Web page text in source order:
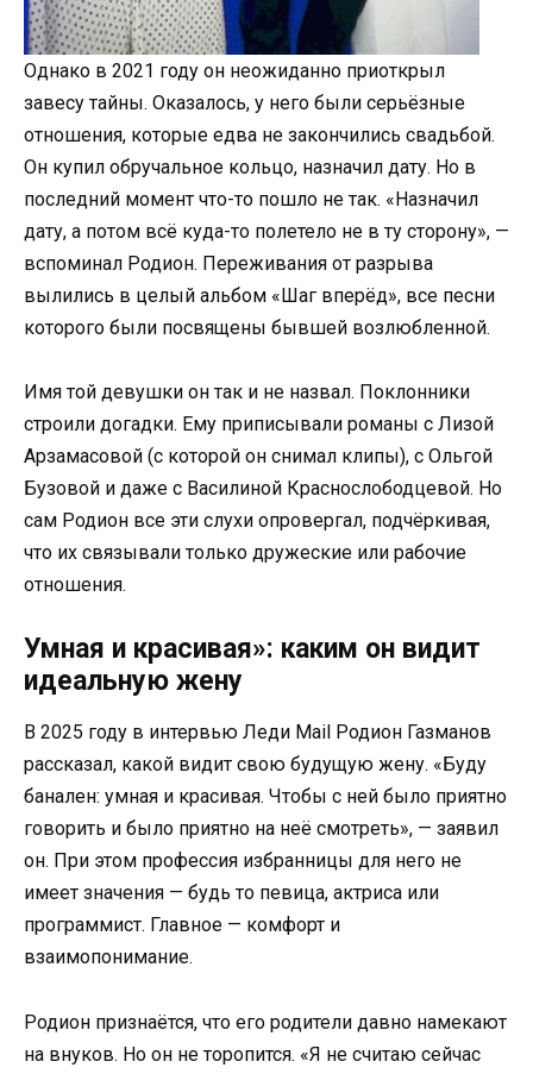
Однако в 2021 году он неожиданно приоткрыл
завесу тайны. Оказалось, у него были серьёзные
отношения, которые едва не закончились свадьбой.
Он купил обручальное кольцо, назначил дату. Но в
последний момент что-то пошло не так. «Назначил
дату, а потом всё куда-то полетело не в ту сторону», —
вспоминал Родион. Переживания от разрыва
вылились в целый альбом «Шаг вперёд», все песни
которого были посвящены бывшей возлюбленной.
Имя той девушки он так и не назвал. Поклонники
строили догадки. Ему приписывали романы с Лизой
Арзамасовой (с которой он снимал клипы), с Ольгой
Бузовой и даже с Василиной Краснослободцевой. Но
сам Родион все эти слухи опровергал, подчёркивая,
что их связывали только дружеские или рабочие
отношения.
Умная и красивая»: каким он видит
идеальную жену
В 2025 году в интервью Леди Mail Родион Газманов
рассказал, какой видит свою будущую жену. «Буду
банален: умная и красивая. Чтобы с ней было приятно
говорить и было приятно на неё смотреть», — заявил
он. При этом профессия избранницы для него не
имеет значения — будь то певица, актриса или
программист. Главное — комфорт и
взаимопонимание.
Родион признаётся, что его родители давно намекают
на внуков. Но он не торопится. «Я не считаю сейчас